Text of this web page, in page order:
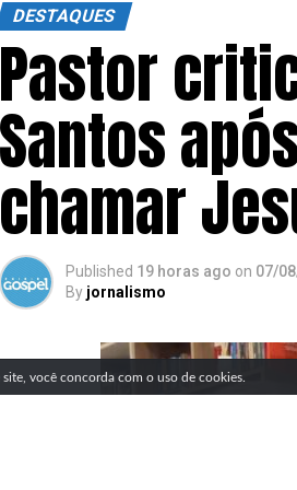
DESTAQUES
Pastor
Santos
chamar
Published 19 horas ago on 07/
By jornalismo
você concorda com o uso de cookies.